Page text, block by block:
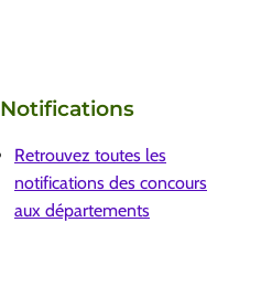
Notifications
Retrouvez toutes les
notifications des concours
aux départements